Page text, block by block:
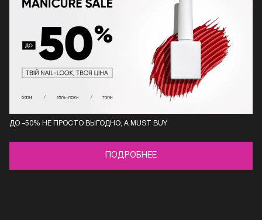
ДО –50% НЕ ПРОСТО ВЫГОДНО, А MUST BUY
ПОДРОБНЕЕ